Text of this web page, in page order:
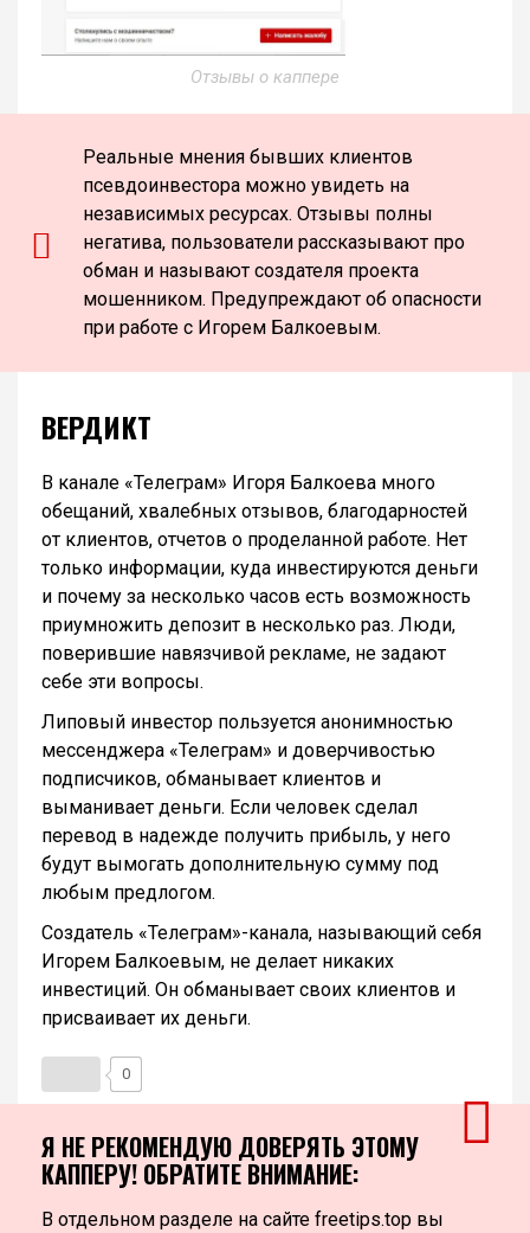
Отзывы о каппере
Реальные мнения бывших клиентов
псевдоинвестора можно увидеть на
независимых ресурсах. Отзывы полны
негатива, пользователи рассказывают про
обман и называют создателя проекта
мошенником. Предупреждают об опасности
при работе с Игорем Балкоевым.
ВЕРДИКТ
В канале «Телеграм» Игоря Балкоева много
обещаний, хвалебных отзывов, благодарностей
от клиентов, отчетов о проделанной работе. Нет
только информации, куда инвестируются деньги
и почему за несколько часов есть возможность
приумножить депозит в несколько раз. Люди,
поверившие навязчивой рекламе, не задают
себе эти вопросы.
Липовый инвестор пользуется анонимностью
мессенджера «Телеграм» и доверчивостью
подписчиков, обманывает клиентов и
выманивает деньги. Если человек сделал
перевод в надежде получить прибыль, у него
будут вымогать дополнительную сумму под
любым предлогом.
Создатель «Телеграм»-канала, называющий себя
Игорем Балкоевым, не делает никаких
инвестиций. Он обманывает своих клиентов и
присваивает их деньги.
0
Я НЕ РЕКОМЕНДУЮ ДОВЕРЯТЬ ЭТОМУ
КАППЕРУ! ОБРАТИТЕ ВНИМАНИЕ:
В отдельном разделе на сайте freetips.top вы